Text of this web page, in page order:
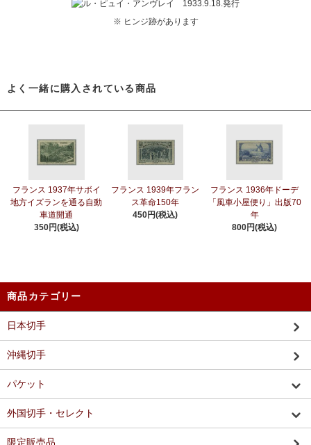
※ ヒンジ跡があります
よく一緒に購入されている商品
フランス 1937年サボイ
地方イズランを通る自動
車道開通
350円(税込)
フランス 1939年フラン
ス革命150年
450円(税込)
フランス 1936年ドーデ
「風車小屋便り」出版70
年
800円(税込)
商品カテゴリー
日本切手
沖縄切手
パケット
外国切手・セレクト
限定販売品